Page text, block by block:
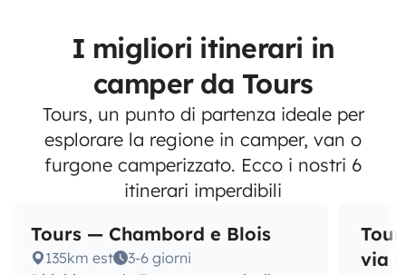
I migliori itinerari in
camper da Tours
Tours, un punto di partenza ideale per
esplorare la regione in camper, van o
furgone camperizzato. Ecco i nostri 6
itinerari imperdibili
Tours — Chambord e Blois
135km est
3-6 giorni
via